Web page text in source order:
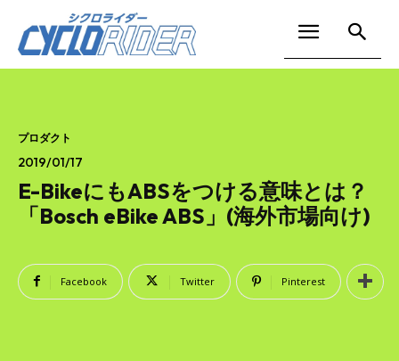
プロダクト
2019/01/17
E-BikeにもABSをつける意味とは？
「Bosch eBike ABS」(海外市場向け)
Facebook Twitter Pinterest